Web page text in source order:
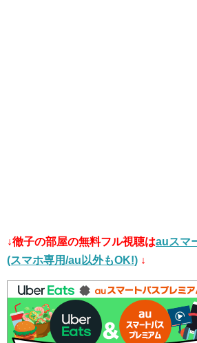
↓徹子の部屋の無料フル視聴はauスマ
(スマホ専用/au以外もOK!) ↓